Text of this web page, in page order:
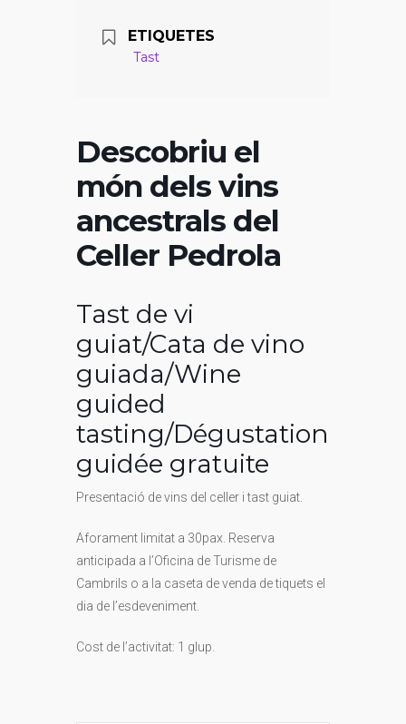
ETIQUETES
Tast
Descobriu el
món dels vins
ancestrals del
Celler Pedrola
Tast de vi
guiat/Cata de vino
guiada/Wine
guided
tasting/Dégustation
guidée gratuite
Presentació de vins del celler i tast guiat.
Aforament limitat a 30pax. Reserva
anticipada a l’Oficina de Turisme de
Cambrils o a la caseta de venda de tiquets el
dia de l’esdeveniment.
Cost de l’activitat: 1 glup.